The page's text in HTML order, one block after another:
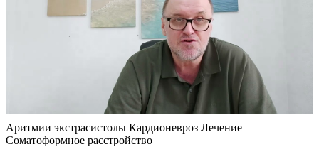
Аритмии экстрасистолы Кардионевроз Лечение
Соматоформное расстройство